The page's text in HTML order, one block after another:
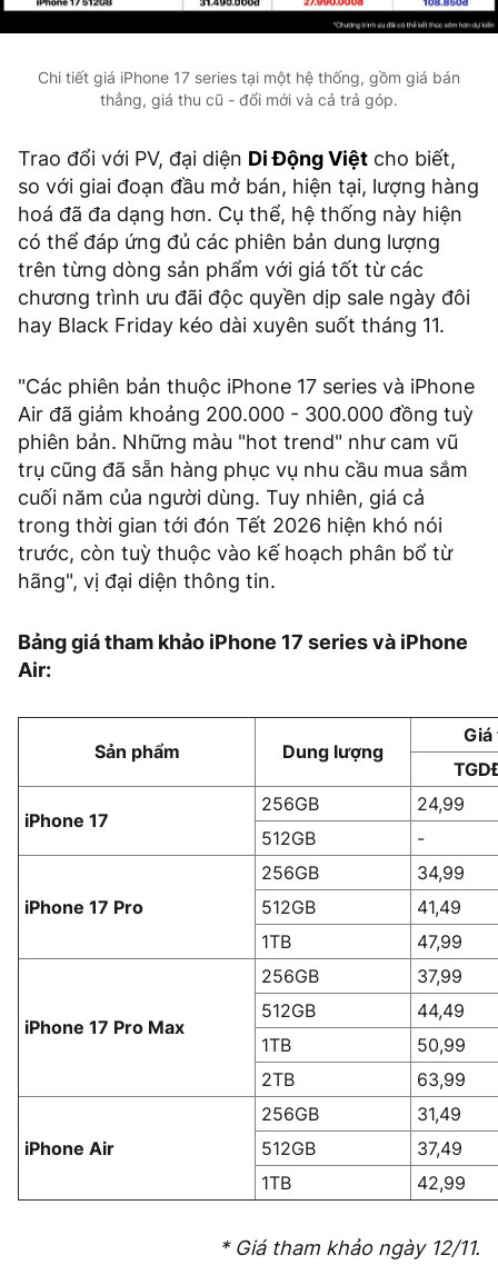
Chi tiết giá iPhone 17 series tại một hệ thống, gồm giá bán
thẳng, giá thu cũ - đổi mới và cả trả góp.
Trao đổi với PV, đại diện Di Động Việt cho biết,
so với giai đoạn đầu mở bán, hiện tại, lượng hàng
hoá đã đa dạng hơn. Cụ thể, hệ thống này hiện
có thể đáp ứng đủ các phiên bản dung lượng
trên từng dòng sản phẩm với giá tốt từ các
chương trình ưu đãi độc quyền dịp sale ngày đôi
hay Black Friday kéo dài xuyên suốt tháng 11.
"Các phiên bản thuộc iPhone 17 series và iPhone
Air đã giảm khoảng 200.000 - 300.000 đồng tuỳ
phiên bản. Những màu "hot trend" như cam vũ
trụ cũng đã sẵn hàng phục vụ nhu cầu mua sắm
cuối năm của người dùng. Tuy nhiên, giá cả
trong thời gian tới đón Tết 2026 hiện khó nói
trước, còn tuỳ thuộc vào kế hoạch phân bổ từ
hãng", vị đại diện thông tin.
Bảng giá tham khảo iPhone 17 series và iPhone
Air:
Sản phẩm Dung lượng
iPhone 17
256GB
24,99
512GB
-
iPhone 17 Pro
256GB
34,99
512GB
41,49
1TB
47,99
iPhone 17 Pro Max
256GB
37,99
512GB
44,49
1TB
50,99
2TB
63,99
iPhone Air
256GB
31,49
512GB
37,49
1TB
42,99
* Giá tham khảo ngày 12/11.